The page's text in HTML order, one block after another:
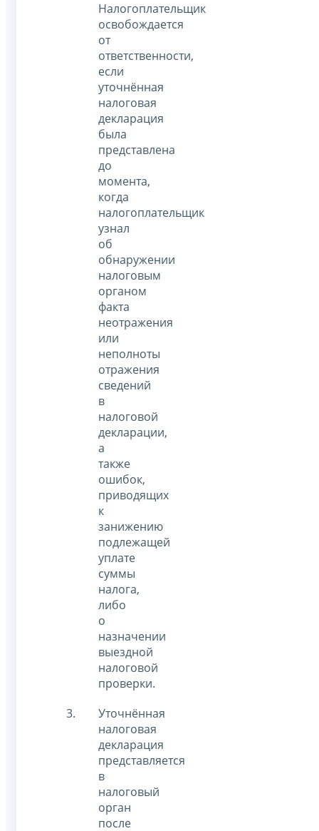
Налогоплательщик
освобождается
от
ответственности,
если
уточнённая
налоговая
декларация
была
представлена
до
момента,
когда
налогоплательщик
узнал
об
обнаружении
налоговым
органом
факта
неотражения
или
неполноты
отражения
сведений
в
налоговой
декларации,
а
также
ошибок,
приводящих
к
занижению
подлежащей
уплате
суммы
налога,
либо
о
назначении
выездной
налоговой
проверки.
Уточнённая
налоговая
декларация
представляется
в
налоговый
орган
после